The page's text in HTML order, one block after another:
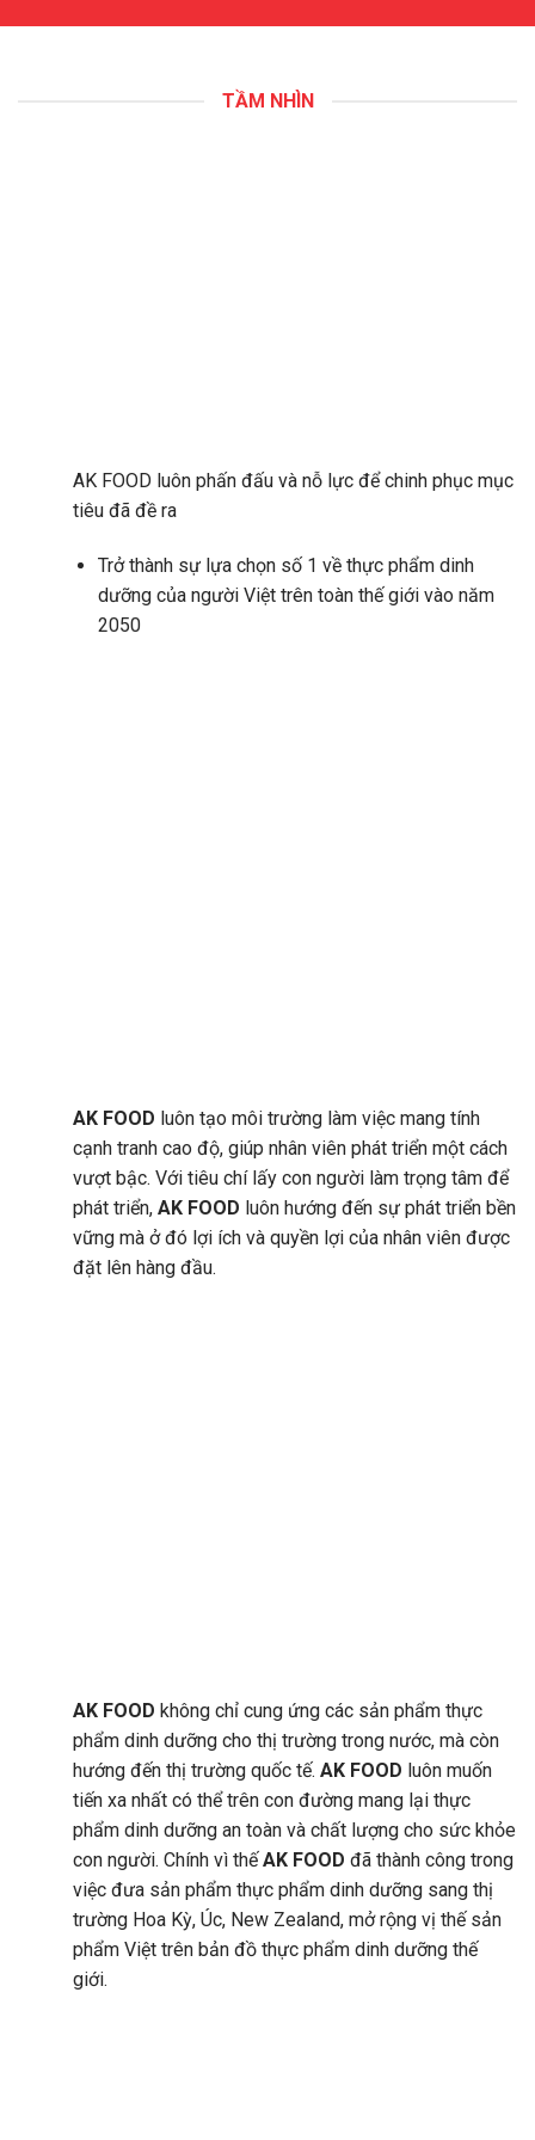
TẦM NHÌN
AK FOOD luôn phấn đấu và nỗ lực để chinh phục mục
tiêu đã đề ra
Trở thành sự lựa chọn số 1 về thực phẩm dinh
dưỡng của người Việt trên toàn thế giới vào năm
2050
AK FOOD luôn tạo môi trường làm việc mang tính
cạnh tranh cao độ, giúp nhân viên phát triển một cách
vượt bậc. Với tiêu chí lấy con người làm trọng tâm để
phát triển, AK FOOD luôn hướng đến sự phát triển bền
vững mà ở đó lợi ích và quyền lợi của nhân viên được
đặt lên hàng đầu.
AK FOOD không chỉ cung ứng các sản phẩm thực
phẩm dinh dưỡng cho thị trường trong nước, mà còn
hướng đến thị trường quốc tế. AK FOOD luôn muốn
tiến xa nhất có thể trên con đường mang lại thực
phẩm dinh dưỡng an toàn và chất lượng cho sức khỏe
con người. Chính vì thếAK FOOD đã thành công trong
việc đưa sản phẩm thực phẩm dinh dưỡng sang thị
trường Hoa Kỳ, Úc, New Zealand, mở rộng vị thế sản
phẩm Việt trên bản đồ thực phẩm dinh dưỡng thế
giới.